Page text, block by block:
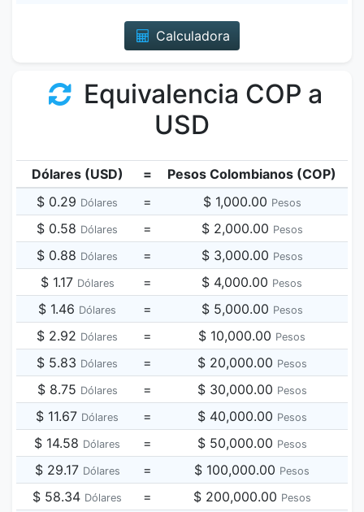
Calculadora
Equivalencia COP a
USD
Dólares (USD) =
Pesos Colombianos (COP)
$ 0.29 Dólares = $ 1,000.00 Pesos
$ 0.58 Dólares = $ 2,000.00 Pesos
$ 0.88 Dólares = $ 3,000.00 Pesos
$ 1.17 Dólares = $ 4,000.00 Pesos
$ 1.46 Dólares = $ 5,000.00 Pesos
$ 2.92 Dólares = $ 10,000.00 Pesos
$ 5.83 Dólares = $ 20,000.00 Pesos
$ 8.75 Dólares = $ 30,000.00 Pesos
$ 11.67 Dólares = $ 40,000.00 Pesos
$ 14.58 Dólares = $ 50,000.00 Pesos
$ 29.17 Dólares = $ 100,000.00 Pesos
$ 58.34 Dólares = $ 200,000.00 Pesos